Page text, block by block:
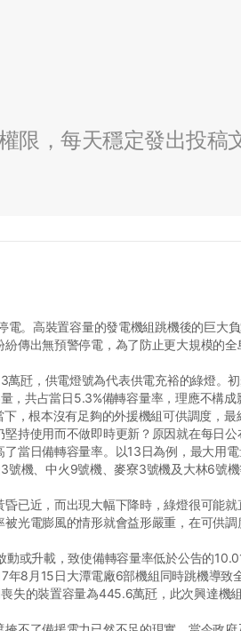
限，每天穩定發出投稿
。高裝置容量的發電機組跳機後的巨大
傳出無預警停電，為了防止更大規模的
瓩，供電燈號為代表供電充裕的綠燈。
共占當日5.3%備轉容量率，理應不構成
，根本沒有足夠的外援機組可供調度，
持使用而不做即時更新？原因就在每日公
當日備轉容量率。以13日為例，最大用
機、中火9號機、麥寮3號機及大林6號
已近，而出現大幅下降時，綠燈很可能
光電膨風的情形就會益形嚴重，在可供
或升載，致使備轉容量率低於公告的
8月15日大潭電廠6部機組同時跳機導致
失的裝置容量為445.6萬瓩，此次興達機